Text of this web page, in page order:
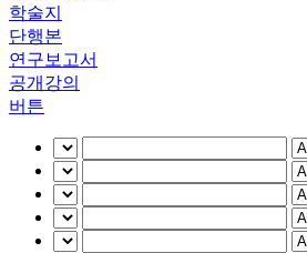
학술지
단행본
연구보고서
공개강의
버튼